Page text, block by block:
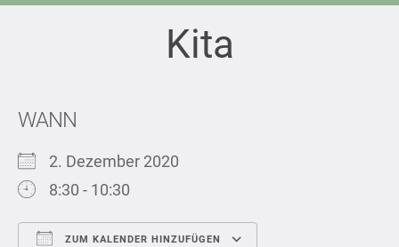
Kita
WANN
2. Dezember 2020
8:30 - 10:30
ZUM KALENDER HINZUFÜGEN